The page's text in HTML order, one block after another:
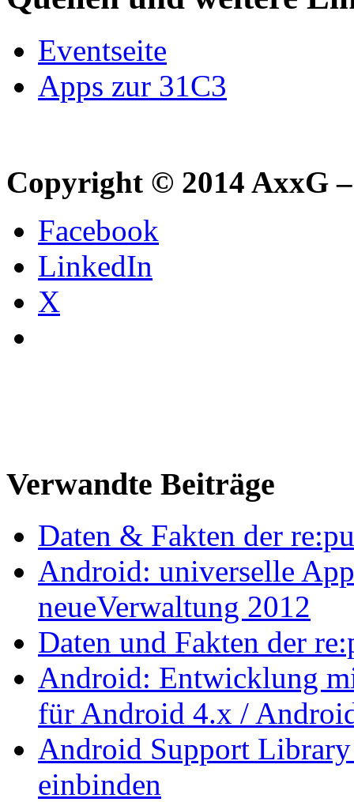
Eventseite
Apps zur 31C3
Copyright © 2014 AxxG
Facebook
LinkedIn
X
Verwandte Beiträge
Daten & Fakten der
Android: universelle
neueVerwaltung 2012
Daten und Fakten der
Android: Entwicklung
für Android 4.x /
Android Support
einbinden